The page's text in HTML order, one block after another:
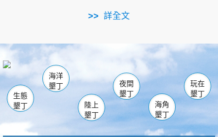
詳全文
南仁湖
海生館
恆春 佳樂水
龍鑾潭自然中心 森林遊樂區
瓊麻館
關山 墾管處遊客中心
社頂公園 風吹沙
船帆石
白砂 龍磐公園
香蕉灣
砂島
鵝鑾鼻
生態
墾丁
海洋
墾丁
陸上
墾丁
夜間
墾丁
海角
墾丁
玩在
墾丁